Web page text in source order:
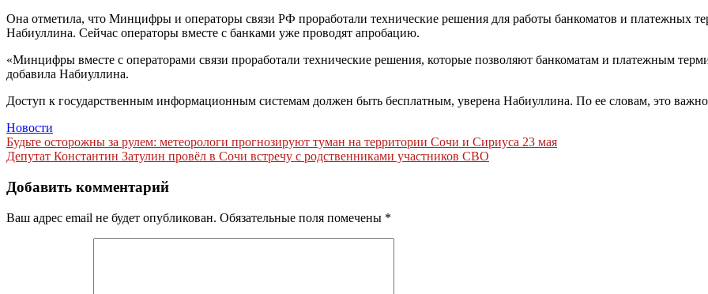
Она отметила, что Минцифры и операторы связи РФ проработали технические решения для работы банкоматов и платежных
Набиуллина. Сейчас операторы вместе с банками уже проводят апробацию.
«Минцифры вместе с операторами связи проработали технические решения, которые позволяют банкоматам и платежным
добавила Набиуллина.
Доступ к государственным информационным системам должен быть бесплатным, уверена Набиуллина. По ее словам, это важно
Новости
Навигация
по
записям
Будьте осторожны за рулем: метеорологи прогнозируют туман на территории Сочи и Сириуса 23 мая
Депутат Константин Затулин провёл в Сочи встречу с родственниками участников СВО
Добавить комментарий
Ваш адрес email не будет опубликован. Обязательные поля помечены *